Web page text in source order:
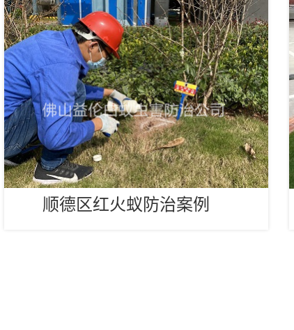
顺德区红火蚁防治案例